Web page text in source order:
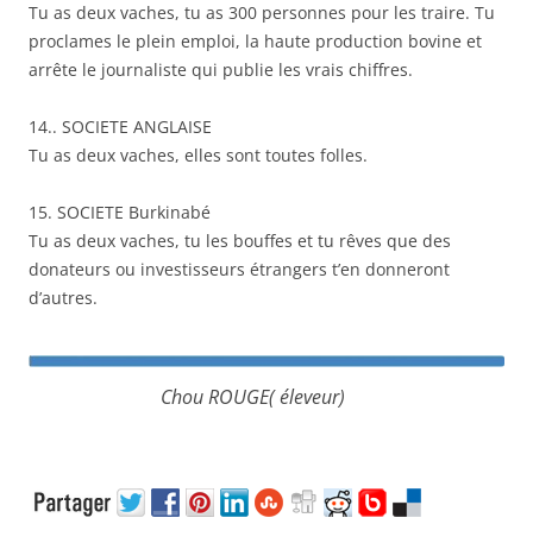
Tu as deux vaches, tu as 300 personnes pour les traire. Tu
proclames le plein emploi, la haute production bovine et
arrête le journaliste qui publie les vrais chiffres.
14.. SOCIETE ANGLAISE
Tu as deux vaches, elles sont toutes folles.
15. SOCIETE Burkinabé
Tu as deux vaches, tu les bouffes et tu rêves que des
donateurs ou investisseurs étrangers t’en donneront
d’autres.
Chou ROUGE( éleveur)